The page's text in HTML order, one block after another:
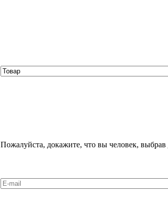
Пожалуйста, докажите, что вы человек, выбрав